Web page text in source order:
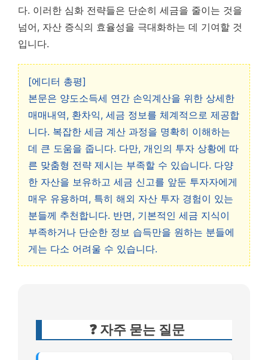
다. 이러한 심화 전략들은 단순히 세금을 줄이는 것을
넘어, 자산 증식의 효율성을 극대화하는 데 기여할 것
입니다.
[에디터 총평]
본문은 양도소득세 연간 손익계산을 위한 상세한
매매내역, 환차익, 세금 정보를 체계적으로 제공합
니다. 복잡한 세금 계산 과정을 명확히 이해하는
데 큰 도움을 줍니다. 다만, 개인의 투자 상황에 따
른 맞춤형 전략 제시는 부족할 수 있습니다. 다양
한 자산을 보유하고 세금 신고를 앞둔 투자자에게
매우 유용하며, 특히 해외 자산 투자 경험이 있는
분들께 추천합니다. 반면, 기본적인 세금 지식이
부족하거나 단순한 정보 습득만을 원하는 분들에
게는 다소 어려울 수 있습니다.
❓ 자주 묻는 질문